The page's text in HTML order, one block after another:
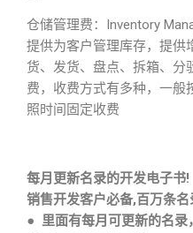
仓储管理费：Inventory
提供为客户管理库存，提供
货、发货、盘点、拆箱、分
费，收费方式有多种，一般
照时间固定收费
每月更新名录的开发电子书!
销售开发客户必备,百万条名
● 里面有每月可更新的名录